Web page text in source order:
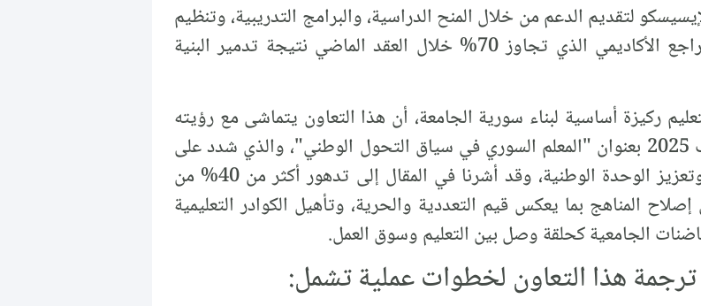
لتقديم الدعم من خلال المنح الدراسية، والبرامج التدريبية، وتنظيم
المؤتمرات الدولية، بما يسهم في معالجة التراجع الأكاديمي الذي تجاوز 70% خلال العقد الماضي نتيجة تدمير البنية
ركيزة أساسية لبناء سورية الجامعة، أن هذا التعاون يتماشى مع رؤيته
التي عبّر عنها في مقاله المنشور بتاريخ 16 آب 2025 بعنوان "المعلم السوري في سياق التحول الوطني"، والذي شدد على
أهمية التعليم في تحقيق التنمية المستدامة وتعزيز الوحدة الوطنية، وقد أشرنا في المقال إلى تدهور أكثر من 40% من
المناهج بما يعكس قيم التعددية والحرية، وتأهيل الكوادر التعليمية
الجامعية كحلقة وصل بين التعليم وسوق العمل.
هذا التعاون لخطوات عملية تشمل: